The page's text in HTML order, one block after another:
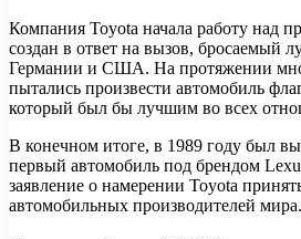
Компания Toyota начала работу над
создан в ответ на вызов, бросаемый
Германии и США. На протяжении
пытались произвести автомобиль
который был бы лучшим во всех
В конечном итоге, в 1989 году был
первый автомобиль под брендом
заявление о намерении Toyota
автомобильных производителей мира.